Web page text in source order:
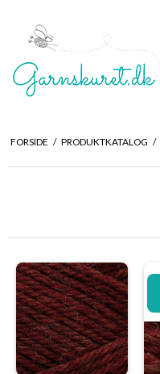
FORSIDE / PRODUKTKATALOG /